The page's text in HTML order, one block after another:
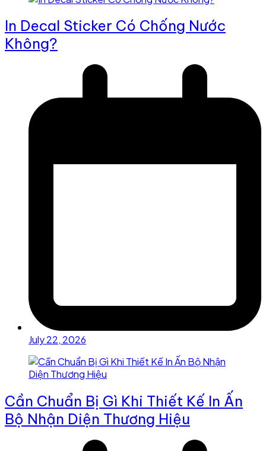
In Decal Sticker Có Chống Nước
Không?
July 22, 2026
Cần Chuẩn Bị Gì Khi Thiết Kế In Ấn
Bộ Nhận Diện Thương Hiệu